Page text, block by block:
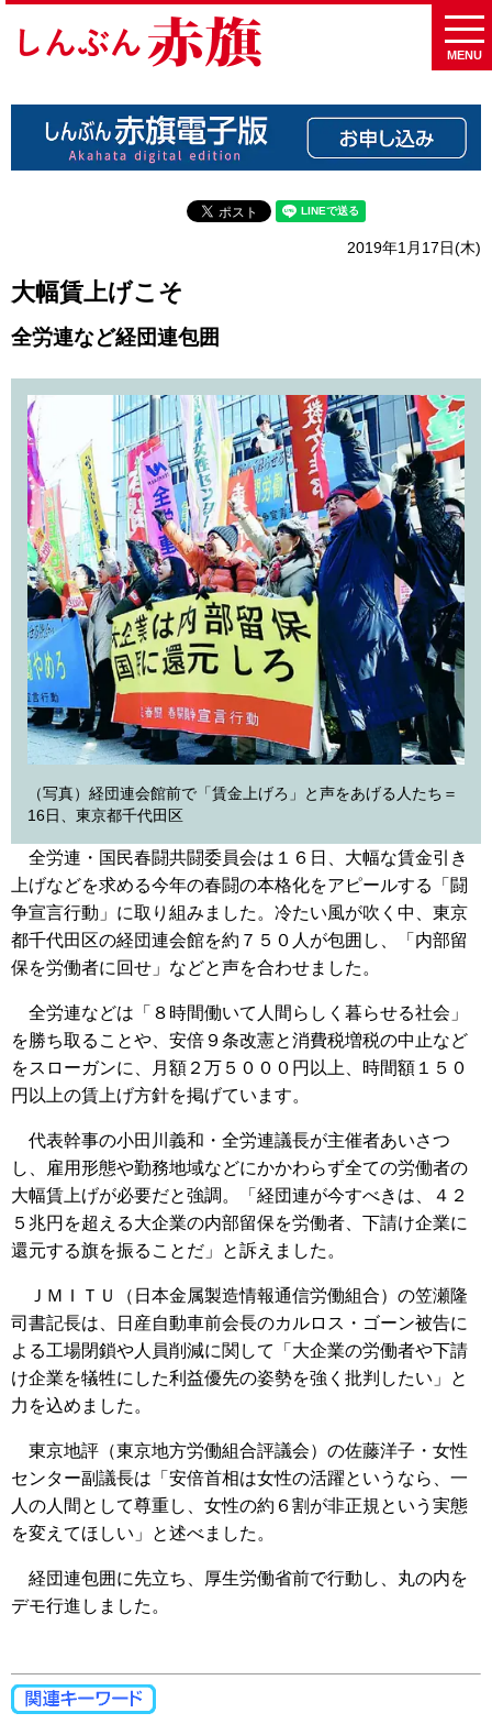
MENU
2019年1月17日(木)
大幅賃上げこそ
全労連など経団連包囲
（写真）経団連会館前で「賃金上げろ」と声をあげる人たち＝
16日、東京都千代田区
全労連・国民春闘共闘委員会は１６日、大幅な賃金引き
上げなどを求める今年の春闘の本格化をアピールする「闘
争宣言行動」に取り組みました。冷たい風が吹く中、東京
都千代田区の経団連会館を約７５０人が包囲し、「内部留
保を労働者に回せ」などと声を合わせました。
全労連などは「８時間働いて人間らしく暮らせる社会」
を勝ち取ることや、安倍９条改憲と消費税増税の中止など
をスローガンに、月額２万５０００円以上、時間額１５０
円以上の賃上げ方針を掲げています。
代表幹事の小田川義和・全労連議長が主催者あいさつ
し、雇用形態や勤務地域などにかかわらず全ての労働者の
大幅賃上げが必要だと強調。「経団連が今すべきは、４２
５兆円を超える大企業の内部留保を労働者、下請け企業に
還元する旗を振ることだ」と訴えました。
ＪＭＩＴＵ（日本金属製造情報通信労働組合）の笠瀬隆
司書記長は、日産自動車前会長のカルロス・ゴーン被告に
よる工場閉鎖や人員削減に関して「大企業の労働者や下請
け企業を犠牲にした利益優先の姿勢を強く批判したい」と
力を込めました。
東京地評（東京地方労働組合評議会）の佐藤洋子・女性
センター副議長は「安倍首相は女性の活躍というなら、一
人の人間として尊重し、女性の約６割が非正規という実態
を変えてほしい」と述べました。
経団連包囲に先立ち、厚生労働省前で行動し、丸の内を
デモ行進しました。